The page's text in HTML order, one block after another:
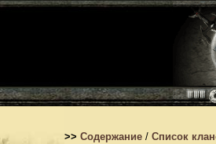
>> Содержание / Список